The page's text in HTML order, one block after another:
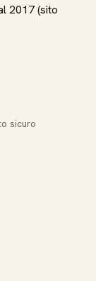
2017 (sito
sicuro